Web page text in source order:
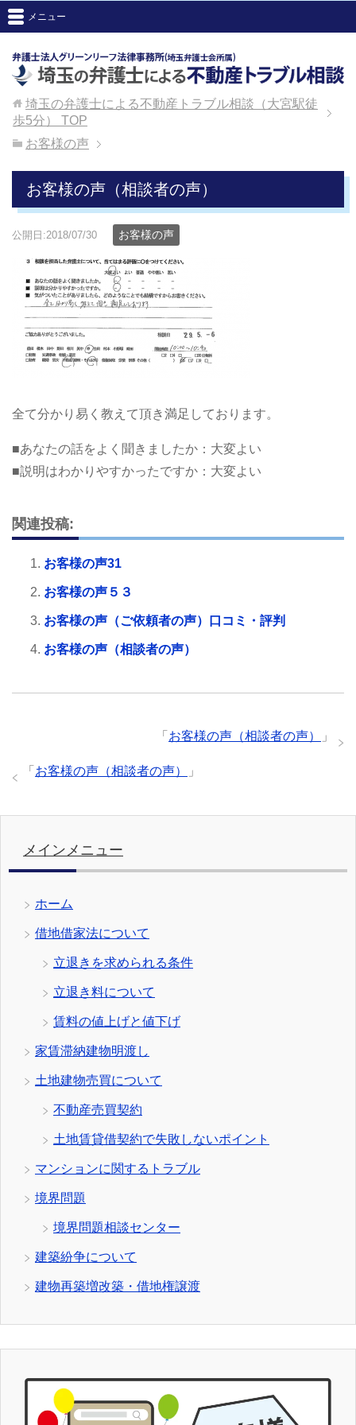
メニュー
埼玉の弁護士による不動産トラブル相談（大宮駅徒
歩5分）
TOP
お客様の声
お客様の声（相談者の声）
公開日:2018/07/30 お客様の声
全て分かり易く教えて頂き満足しております。
■あなたの話をよく聞きましたか：大変よい
■説明はわかりやすかったですか：大変よい
関連投稿:
お客様の声31
お客様の声５３
お客様の声（ご依頼者の声）口コミ・評判
お客様の声（相談者の声）
「 お客様の声（相談者の声） 」
「 お客様の声（相談者の声） 」
メインメニュー
ホーム
借地借家法について
立退きを求められる条件
立退き料について
賃料の値上げと値下げ
家賃滞納建物明渡し
土地建物売買について
不動産売買契約
土地賃貸借契約で失敗しないポイント
マンションに関するトラブル
境界問題
境界問題相談センター
建築紛争について
建物再築増改築・借地権譲渡